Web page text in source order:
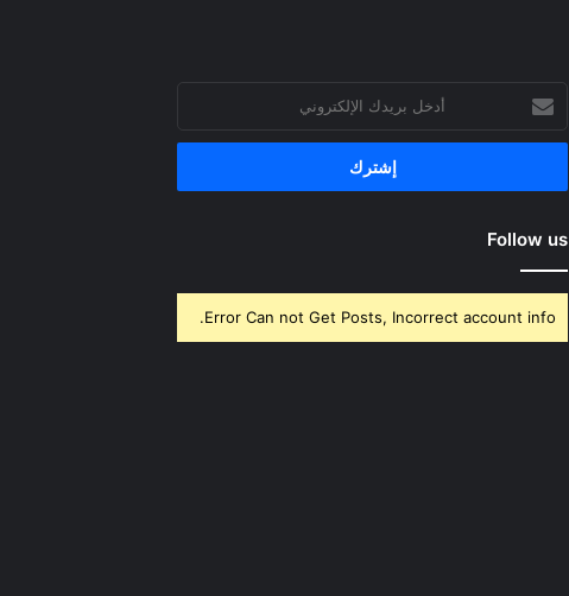
بريدك
الإلكتروني
Follow us
Error Can not Get Posts, Incorrect account info.